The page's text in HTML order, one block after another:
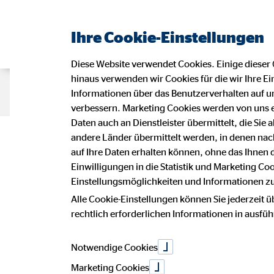
Beraterseite Karriere bei OVB
Dieser Internetauftritt ist ein
Jens-Olaf Rippel
Bezirksleiter für die OVB
98646 Hildburghausen
Ihre Cookie-Einstellungen
Diese Website verwendet Cookies. Einige
hinaus verwenden wir Cookies für die wir Ihre
Informationen über das Benutzerverhalten auf
verbessern. Marketing Cookies werden von
Daten auch an Dienstleister übermittelt, die Sie
andere Länder übermittelt werden, in denen
auf Ihre Daten erhalten können, ohne das
Einwilligungen in die Statistik und Marketing
Einstellungsmöglichkeiten und Informationen
Alle Cookie-Einstellungen können Sie jederzeit
rechtlich erforderlichen Informationen in
Notwendige Cookies
Marketing Cookies